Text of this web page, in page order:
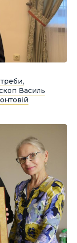
Василь